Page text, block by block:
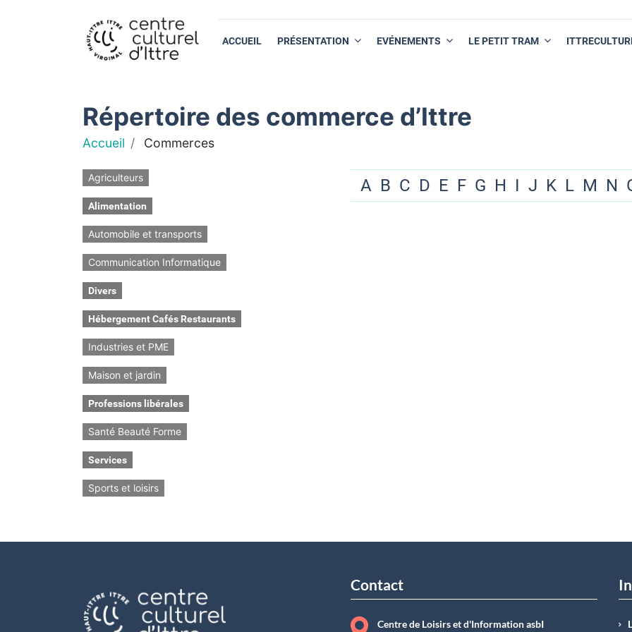
ACCUEIL PRÉSENTATION EVÉNEMENTS LE PETIT TRAM
Répertoire des commerce d’Ittre
Accueil Commerces
Agriculteurs
Alimentation
Automobile et transports
Communication Informatique
Divers
Hébergement Cafés Restaurants
Industries et PME
Maison et jardin
Professions libérales
Santé Beauté Forme
Services
Sports et loisirs
A B C D E F G H I J K L M N
Contact
Centre de Loisirs et d'Information asbI